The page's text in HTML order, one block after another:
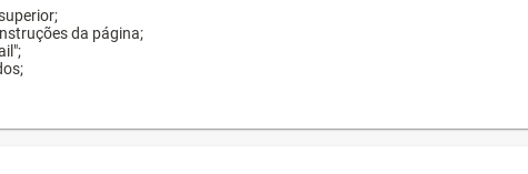
da página;